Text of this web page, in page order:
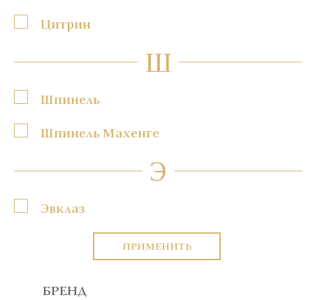
Цитрин
Ш
Шпинель
Шпинель Махенге
Э
Эвклаз
ПРИМЕНИТЬ
БРЕНД